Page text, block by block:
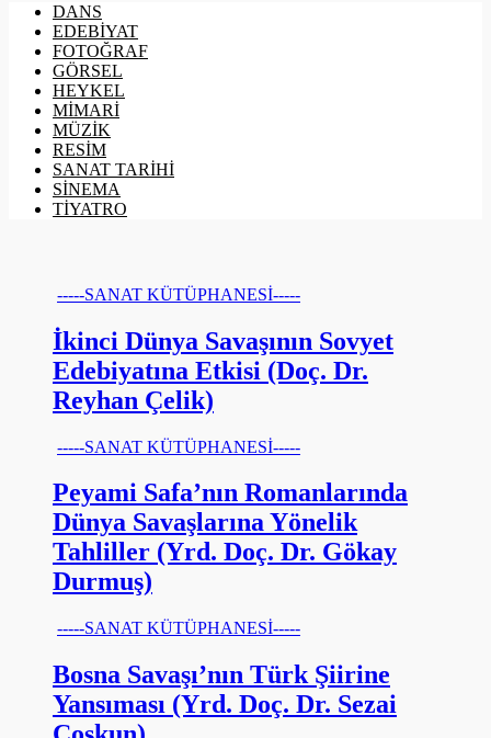
DANS
EDEBİYAT
FOTOĞRAF
GÖRSEL
HEYKEL
MİMARİ
MÜZİK
RESİM
SANAT TARİHİ
SİNEMA
TİYATRO
-----SANAT KÜTÜPHANESİ-----
İkinci Dünya Savaşının Sovyet
Edebiyatına Etkisi (Doç. Dr.
Reyhan Çelik)
-----SANAT KÜTÜPHANESİ-----
Peyami Safa’nın Romanlarında
Dünya Savaşlarına Yönelik
Tahliller (Yrd. Doç. Dr. Gökay
Durmuş)
-----SANAT KÜTÜPHANESİ-----
Bosna Savaşı’nın Türk Şiirine
Yansıması (Yrd. Doç. Dr. Sezai